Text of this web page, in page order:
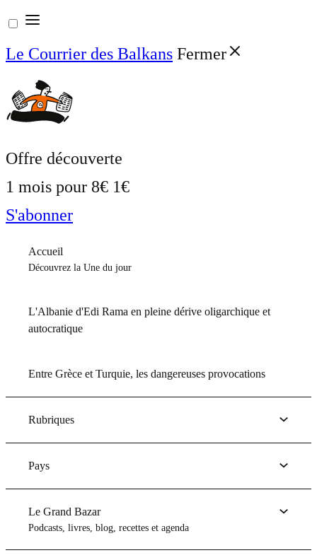
Aller
au
contenu
Le Courrier des Balkans Fermer
Offre découverte
1 mois pour 8€ 1€
S'abonner
Accueil
Découvrez la Une du jour
L'Albanie d'Edi Rama en pleine dérive oligarchique et
autocratique
Entre Grèce et Turquie, les dangereuses provocations
Rubriques
Pays
Le Grand Bazar
Podcasts, livres, blog, recettes et agenda